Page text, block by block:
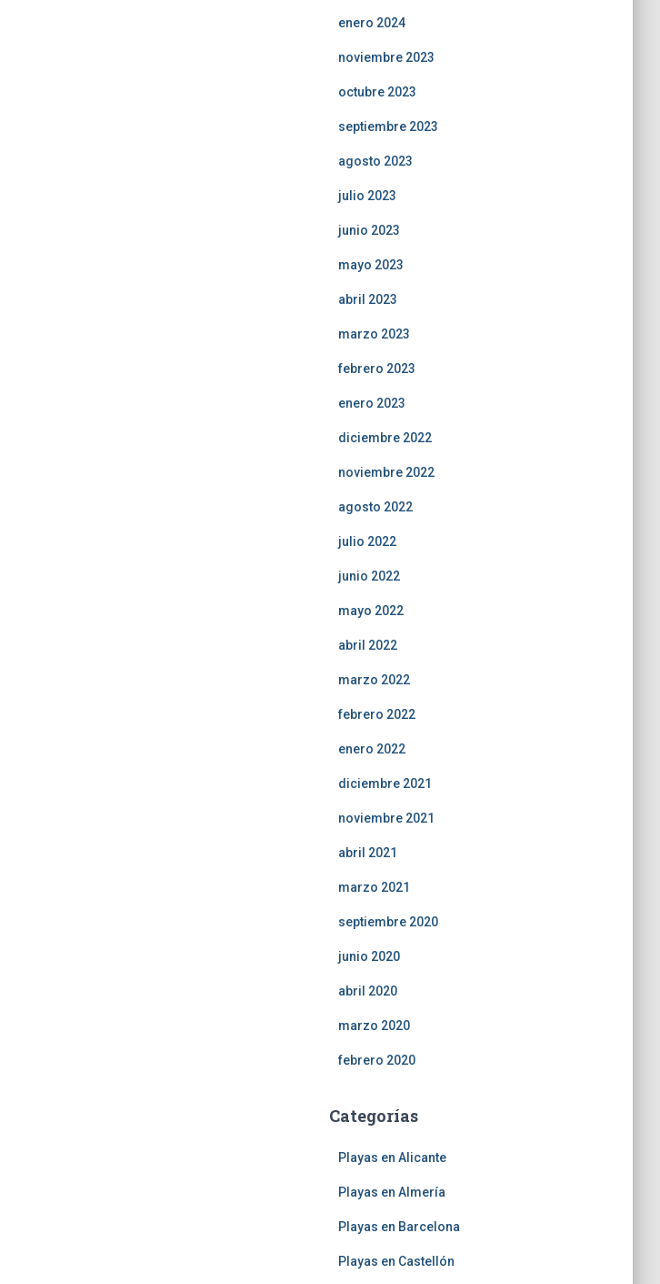
enero 2024
noviembre 2023
octubre 2023
septiembre 2023
agosto 2023
julio 2023
junio 2023
mayo 2023
abril 2023
marzo 2023
febrero 2023
enero 2023
diciembre 2022
noviembre 2022
agosto 2022
julio 2022
junio 2022
mayo 2022
abril 2022
marzo 2022
febrero 2022
enero 2022
diciembre 2021
noviembre 2021
abril 2021
marzo 2021
septiembre 2020
junio 2020
abril 2020
marzo 2020
febrero 2020
Categorías
Playas en Alicante
Playas en Almería
Playas en Barcelona
Playas en Castellón